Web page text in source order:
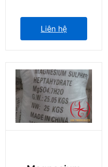
Liên hệ